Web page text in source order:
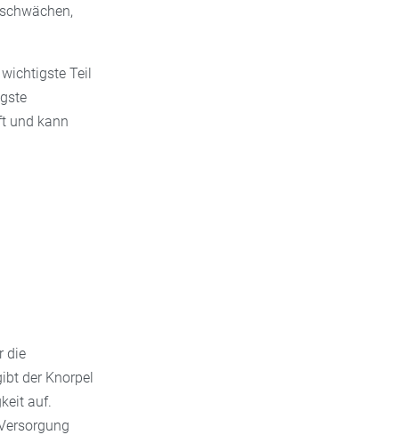
Teil
und kann
die
der Knorpel
auf.